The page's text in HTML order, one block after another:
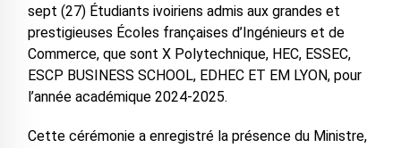
sept (27) Étudiants ivoiriens admis aux grandes et
prestigieuses Écoles françaises d’Ingénieurs et de
Commerce, que sont X Polytechnique, HEC, ESSEC,
ESCP BUSINESS SCHOOL, EDHEC ET EM LYON, pour
l’année académique 2024-2025.
Cette cérémonie a enregistré la présence du Ministre,